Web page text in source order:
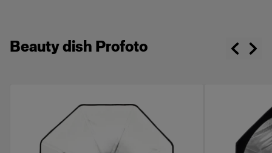
Beauty dish Profoto